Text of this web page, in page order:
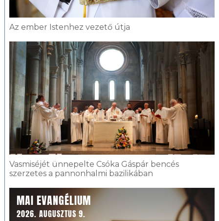
Az ember Istenhez vezető útja
Vasmiséjét ünnepelte Csóka Gáspár bencés
szerzetes a pannonhalmi bazilikában
MAI EVANGÉLIUM
2026. AUGUSZTUS 9.